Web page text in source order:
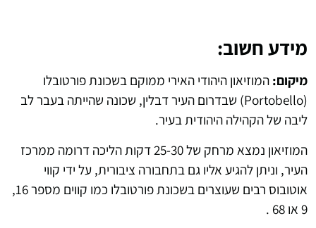
מידע חשוב:
מיקום:המוזיאון היהודי האירי ממוקם בשכונת פורטובלו
(Portobello) שבדרום העיר דבלין, שכונה שהייתה בעבר לב
ליבה של הקהילה היהודית בעיר.
המוזיאון נמצא מרחק של 25-30 דקות הליכה דרומה ממרכז
העיר, וניתן להגיע אליו גם בתחבורה ציבורית, על ידי קווי
אוטובוס רבים שעוצרים בשכונת פורטובלו כמו קווים מספר 16,
9 או 68 .